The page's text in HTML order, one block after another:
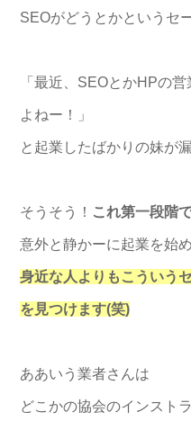
SEOがどうとかという セ
「最近、SEOとかHPの
よねー！ 」
と起業したばかりの妹が
そうそう！ これ第一段階で
意外と静かーに起業を始
身近な人よりもこういう
を見つけます(笑)
ああいう業者さんは
どこかの協会のインスト